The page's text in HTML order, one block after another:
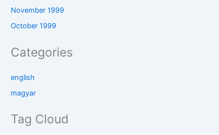
November 1999
October 1999
Categories
english
magyar
Tag Cloud